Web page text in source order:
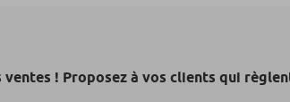
ventes ! Proposez à vos clients qui